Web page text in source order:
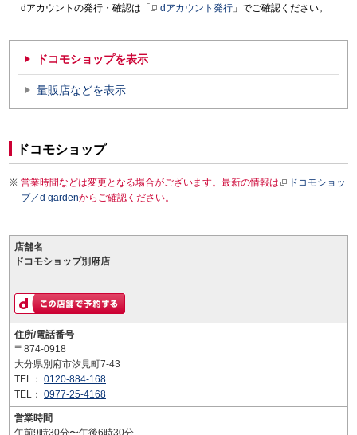
dアカウントの発行・確認は「
dアカウント発行 」でご確認ください。
ドコモショップを表示
量販店などを表示
ドコモショップ
営業時間などは変更となる場合がございます。最新の情報は
ドコモショッ
プ／d gardenからご確認ください。
店舗名
ドコモショップ別府店
住所/電話番号
〒874-0918
大分県別府市汐見町7-43
TEL： 0120-884-168
TEL： 0977-25-4168
営業時間
午前9時30分〜午後6時30分